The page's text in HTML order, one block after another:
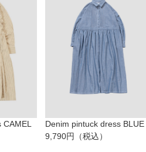
Denim pintuck dress BLUE
9,790円（税込）